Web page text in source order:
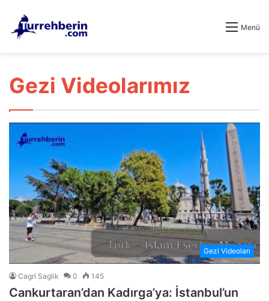
Menü
Gezi Videolarımız
Gezi Videoları
Cagri Saglik 0 145
​Cankurtaran’dan Kadırga’ya: İstanbul’un